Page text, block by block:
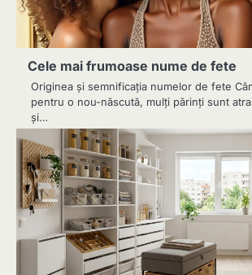
Cele mai frumoase nume de fete
Originea și semnificația numelor de fete
pentru o nou-născută, mulți părinți sunt
și…